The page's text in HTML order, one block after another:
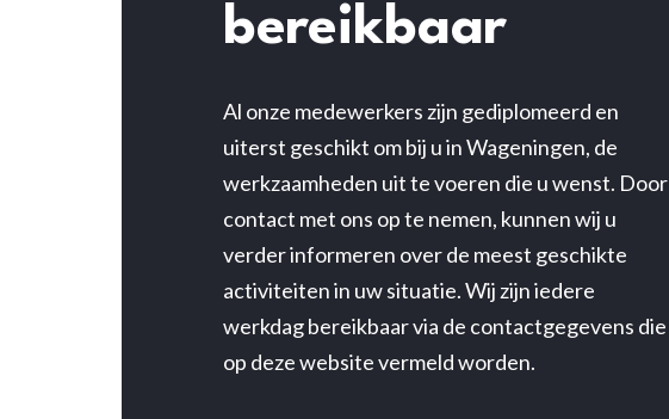
bereikbaar
Al onze medewerkers zijn gediplomeerd en
uiterst geschikt om bij u in Wageningen, de
werkzaamheden uit te voeren die u wenst. Door
contact met ons op te nemen, kunnen wij u
verder informeren over de meest geschikte
activiteiten in uw situatie. Wij zijn iedere
werkdag bereikbaar via de contactgegevens die
op deze website vermeld worden.